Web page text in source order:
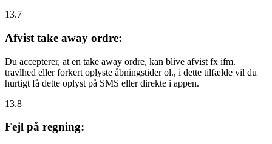
13.7
Afvist take away ordre:
Du accepterer, at en take away ordre, kan blive afvist fx ifm.
travlhed eller forkert oplyste åbningstider ol., i dette tilfælde vil du
hurtigt få dette oplyst på SMS eller direkte i appen.
13.8
Fejl på regning: